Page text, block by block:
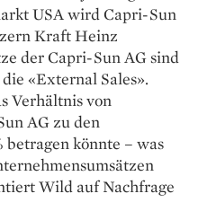
USA wird Capri-Sun
Kraft Heinz
der Capri-Sun AG sind
«External Sales».
Verhältnis von
AG zu den
betragen könnte – was
Wild auf Nachfrage